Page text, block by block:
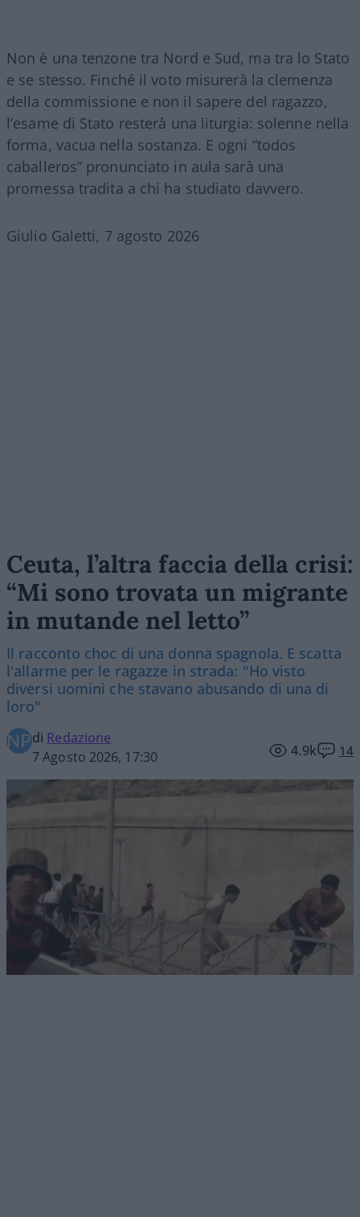
Non è una tenzone tra Nord e Sud, ma tra lo Stato
e se stesso. Finché il voto misurerà la clemenza
della commissione e non il sapere del ragazzo,
l’esame di Stato resterà una liturgia: solenne nella
forma, vacua nella sostanza. E ogni “todos
caballeros” pronunciato in aula sarà una
promessa tradita a chi ha studiato davvero.
Giulio Galetti, 7 agosto 2026
Ceuta, l’altra faccia della crisi:
“Mi sono trovata un migrante
in mutande nel letto”
Il racconto choc di una donna spagnola. E scatta
l'allarme per le ragazze in strada: "Ho visto
diversi uomini che stavano abusando di una di
loro"
di Redazione
7 Agosto 2026, 17:30
4.9k 14